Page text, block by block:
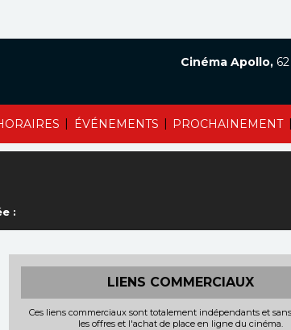
| ÉVÉNEMENTS | PROCHAINEMENT |
Cinéma Apollo,
:
LIENS COMMERCIAUX
Ces liens commerciaux sont totalement indépendants et
les offres et l'achat de place en ligne du cinéma.